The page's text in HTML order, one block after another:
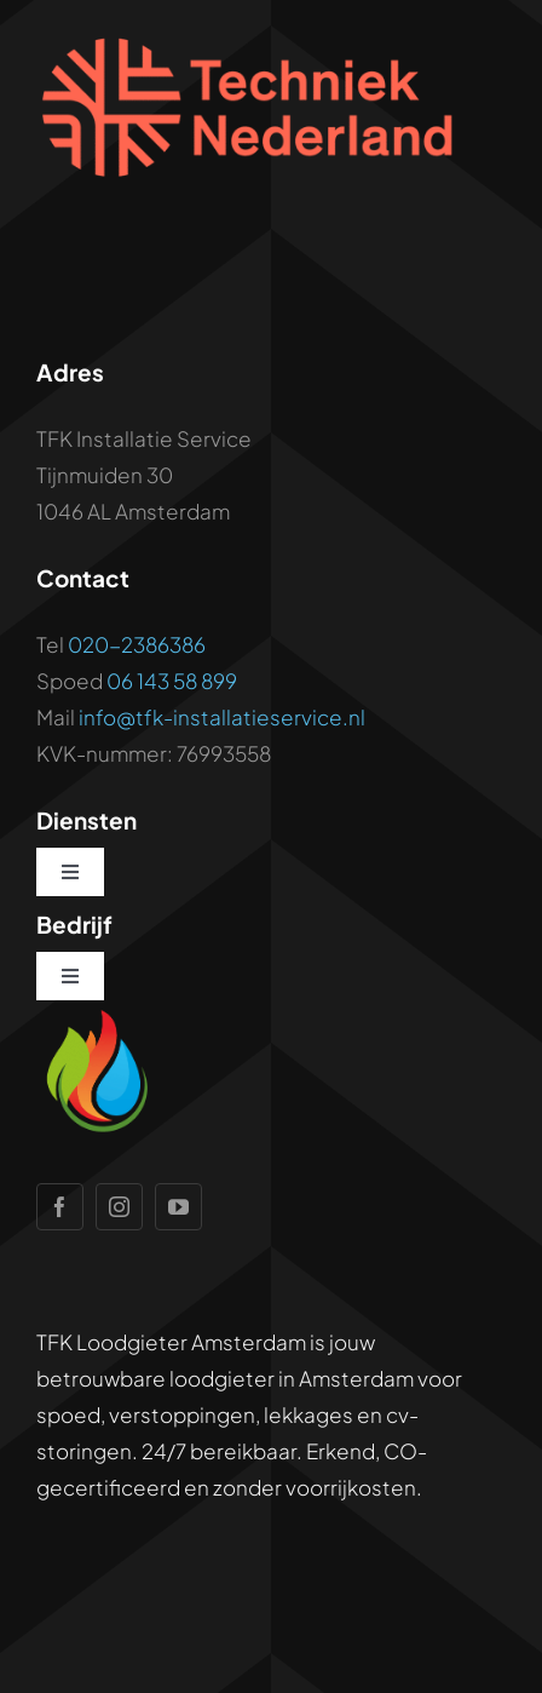
Adres
TFK Installatie Service
Tijnmuiden 30
1046 AL Amsterdam
Contact
Tel 020-2386386
Spoed 06 143 58 899
Mail info@tfk-installatieservice.nl
KVK-nummer: 76993558
Diensten
Toggle
WC Ontstoppen
Riool Ontstoppen
Camera-inspectie riool
Lekkage verhelpen
Bedrijf
Toggle
Navigation
Loodgieterswerk
Reviews
24/7 -service
Privacybeleid
Sitemap
TFK Loodgieter Amsterdam is jouw
betrouwbare loodgieter in Amsterdam voor
spoed, verstoppingen, lekkages en cv-
storingen. 24/7 bereikbaar. Erkend, CO-
gecertificeerd en zonder voorrijkosten.